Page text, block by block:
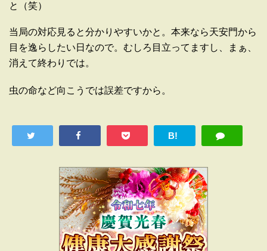
と（笑）
当局の対応見ると分かりやすいかと。本来なら天安門から
目を逸らしたい日なので。むしろ目立ってますし、まぁ、
消えて終わりでは。
虫の命など向こうでは誤差ですから。
B!